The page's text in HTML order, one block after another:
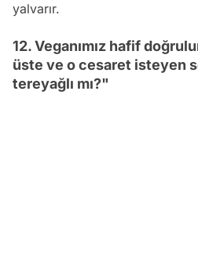
yalvarır.
12. Veganımız hafif
üste ve o cesaret isteyen
tereyağlı mı?"